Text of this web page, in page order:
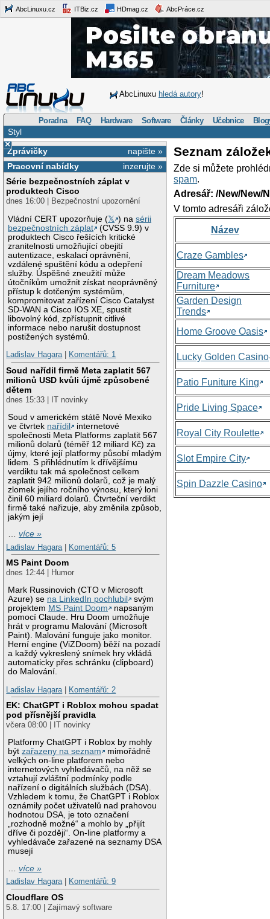
AbcLinuxu.cz ITBiz.cz HDmag.cz AbcPráce.cz
AbcLinuxu hledá autory!
Poradna FAQ Hardware Software Články Učebnice
Styl
×
napište »
Zprávičky
inzerujte »
Pracovní nabídky
Série bezpečnostních záplat v
produktech Cisco
dnes 16:00 | Bezpečnostní upozornění
Vládní CERT upozorňuje (𝕏 ) nasérii
bezpečnostních záplat
(CVSS 9.9) v
produktech Cisco řešících kritické
zranitelnosti umožňující obejití
autentizace, eskalaci oprávnění,
vzdálené spuštění kódu a odepření
služby. Úspěšné zneužití může
útočníkům umožnit získat neoprávněný
přístup k dotčeným systémům,
kompromitovat zařízení Cisco Catalyst
SD-WAN a Cisco IOS XE, spustit
libovolný kód, zpřístupnit citlivé
informace nebo narušit dostupnost
postižených systémů.
Ladislav Hagara| Komentářů: 1
Soud nařídil firmě Meta zaplatit 567
milionů USD kvůli újmě způsobené
dětem
dnes 15:33 | IT novinky
Soud v americkém státě Nové Mexiko
ve čtvrtek nařídil
internetové
společnosti Meta Platforms zaplatit 567
milionů dolarů (téměř 12 miliard Kč) za
újmy, které její platformy působí mladým
lidem. S přihlédnutím k dřívějšímu
verdiktu tak má společnost celkem
zaplatit 942 milionů dolarů, což je malý
zlomek jejího ročního výnosu, který loni
činil 60 miliard dolarů. Čtvrteční verdikt
firmě také nařizuje, aby změnila způsob,
jakým její
…více »
Ladislav Hagara
Komentářů: 5
MS Paint Doom
dnes 12:44 | Humor
Mark Russinovich (CTO v Microsoft
Azure) se na LinkedIn pochlubil
svým
projektem MS Paint Doom
napsaným
pomocí Claude. Hru Doom umožňuje
hrát v programu Malování (Microsoft
Paint). Malování funguje jako monitor.
Herní engine (ViZDoom) běží na pozadí
a každý vykreslený snímek hry vkládá
automaticky přes schránku (clipboard)
do Malování.
Ladislav Hagara
Komentářů: 2
EK: ChatGPT i Roblox mohou spadat
pod přísnější pravidla
včera 08:00 | IT novinky
Platformy ChatGPT i Roblox by mohly
býtzařazeny na seznam
mimořádně
velkých on-line platforem nebo
internetových vyhledávačů, na něž se
vztahují zvláštní podmínky podle
nařízení o digitálních službách (DSA).
Vzhledem k tomu, že ChatGPT i Roblox
oznámily počet uživatelů nad prahovou
hodnotou DSA, je toto označení
„rozhodně možné“ a mohlo by „přijít
dříve či později“. On-line platformy a
vyhledávače zařazené na seznamy DSA
musejí
…více »
Ladislav Hagara| Komentářů: 9
Cloudflare OS
5.8. 17:00 | Zajímavý software
Seznam
Zde si můžete
spam.
Adresář: /New/New/
V tomto adresáři
Název
Craze Gambles
Dream Meadows
Furniture
Garden Design
Trends
Home Groove Oasis
Lucky Golden Casino
Patio Funiture King
Pride Living Space
Royal City Roulette
Slot Empire City
Spin Dazzle Casino